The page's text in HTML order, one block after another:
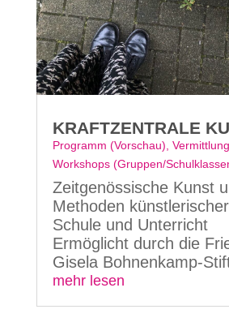
KRAFTZENTRALE
Programm (Vorschau)
Workshops (Gruppen/
Zeitgenössische Kunst
Methoden
Schule und Unterricht
Ermöglicht durch die
Gisela Bohnenkamp-
mehr lesen